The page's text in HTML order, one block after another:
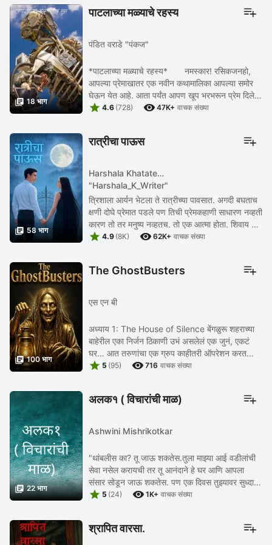
 18 भाग
पाटलाच्या मळ्याचे रहस्य
पंडित वराडे "पंकज"
*पाटलाच्या मळ्याचे रहस्य* नमस्कार! रसिकजनहो,
आपल्या प्रेमाखातर एक नवीन कथामालिका आपल्या समोर
घेऊन येत आहे. आता पर्यंत आपण खूप भरभरून प्रेम दिले.
माझ्या प्रत्येक कलाकृतीला वाचकांनी डोक्यावर ...
 4.6 (728)  47K+ वाचक संख्या
 58 भाग
रात्रीचा पाऊस
Harshala Khatate
"Harshala_K_Writer"
त्रिशाला आर्यन भेटला ते रात्रीच्या पावसात. अगदी बघताच
क्षणी दोघे प्रेमात पडले पण तिची प्रेमकहाणी साधारण नव्हती
कारण तो तर मनुष्य नव्हतच. तो एक आत्मा होता. शिवाय ते
सर्व तिच्या हिंगवणे गावातवरच्या ...
 4.9 (8K)  62K+ वाचक संख्या
 100 भाग
The GhostBusters
एस एन बी
अध्याय 1: The House of Silence बेंगळुरू शहराच्या
बाहेरील एका निर्जन ठिकाणी उभं असलेलं एक जुनं, एकटं
घर… आत तरुणांचा एक ग्रुप काहीतरी ऑपरेशन करत
आहे. सगळीकडे शांतता आहे. जिकडे बघावं तिकडे अंधार ...
 5 (95)  716 वाचक संख्या
 22 भाग
अलक१ ( विचारांची माळ)
Ashwini Mishrikotkar
"थांबलीस का? तू जाऊ शकतेस.तुला माझ्या आई वडीलांची
सेवा नसेल करायची तर‌ तू आनंदाने हे घर आणि आपला
संसार सोडून जाऊ शकतेस. पण एक दिवस तुझ्यावर सुध्दा
अशी वेळ येईल हे मात्र कायम लक्षात ठेव. आपल्या ...
 5 (24)  1K+ वाचक संख्या
श्रापित वारसा.